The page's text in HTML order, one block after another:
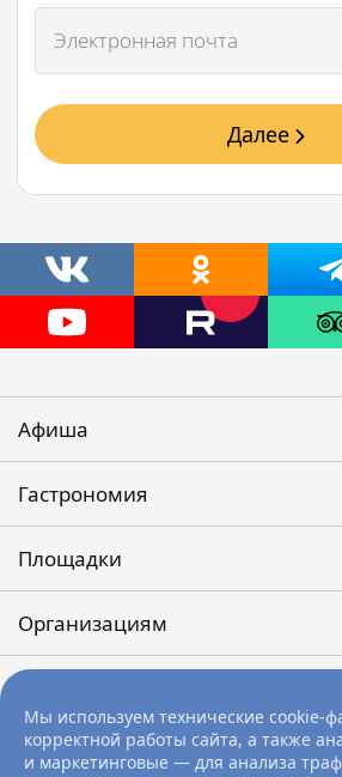
Мы используем технические cookie-
корректной работы сайта, а также
и маркетинговые — для анализа
Далее
Афиша
Гастрономия
Площадки
Организациям